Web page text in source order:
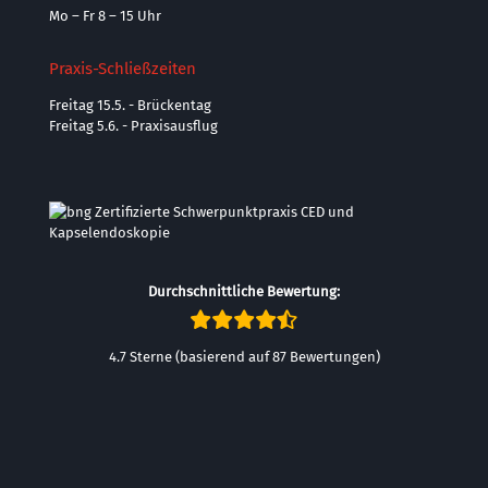
Mo – Fr 8 – 15 Uhr
Praxis-Schließzeiten
Freitag 15.5. - Brückentag
Freitag 5.6. - Praxisausflug
Durchschnittliche Bewertung:
4.7 Sterne (basierend auf 87 Bewertungen)